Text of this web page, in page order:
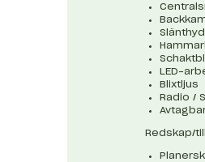
LED-
Blixtljus
Radio /
Redskap/